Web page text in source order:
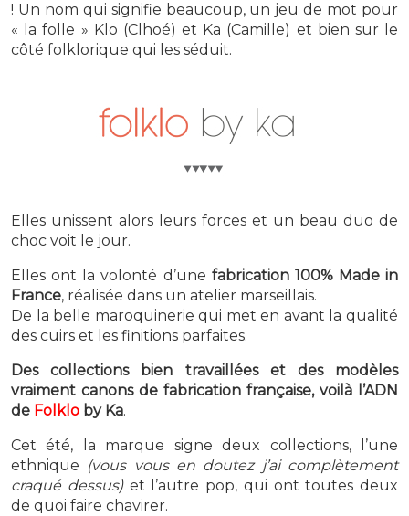
! Un nom qui signifie beaucoup, un jeu de mot pour
« la folle » Klo (Clhoé) et Ka (Camille) et bien sur le
côté folklorique qui les séduit.
Elles unissent alors leurs forces et un beau duo de
choc voit le jour.
Elles ont la volonté d’une fabrication 100% Made in
France, réalisée dans un atelier marseillais.
De la belle maroquinerie qui met en avant la qualité
des cuirs et les finitions parfaites.
Des collections bien travaillées et des modèles
vraiment canons de fabrication française, voilà l’ADN
de Folklo by Ka.
Cet été, la marque signe deux collections, l’une
ethnique (vous vous en doutez j’ai complètement
craqué dessus)et l’autre pop, qui ont toutes deux
de quoi faire chavirer.